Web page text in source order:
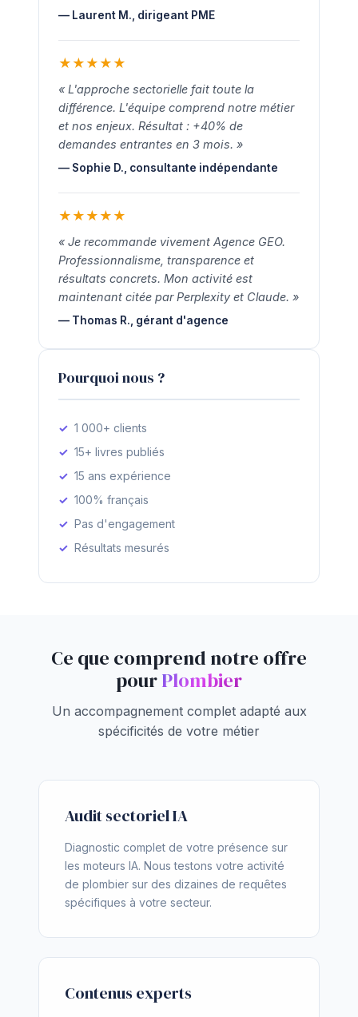
— Laurent M., dirigeant PME
★ ★ ★ ★ ★
« L'approche sectorielle fait toute la
différence. L'équipe comprend notre métier
et nos enjeux. Résultat : +40% de
demandes entrantes en 3 mois. »
— Sophie D., consultante indépendante
★ ★ ★ ★ ★
« Je recommande vivement Agence GEO.
Professionnalisme, transparence et
résultats concrets. Mon activité est
maintenant citée par Perplexity et Claude. »
— Thomas R., gérant d'agence
Pourquoi nous ?
1 000+ clients
15+ livres publiés
15 ans expérience
100% français
Pas d'engagement
Résultats mesurés
Ce que comprend notre offre
pourPlombier
Un accompagnement complet adapté aux
spécificités de votre métier
Audit sectoriel IA
Diagnostic complet de votre présence sur
les moteurs IA. Nous testons votre activité
de plombier sur des dizaines de requêtes
spécifiques à votre secteur.
Contenus experts